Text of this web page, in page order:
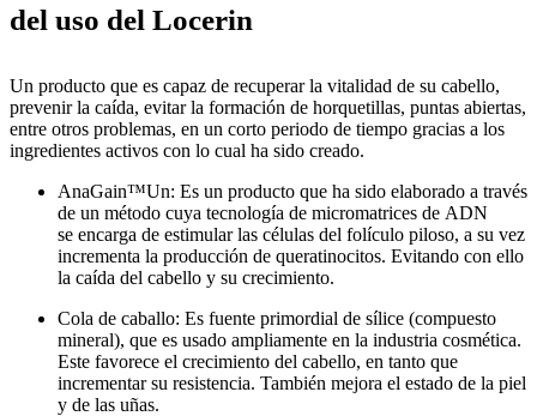
del uso del Locerin
Un producto que es capaz de recuperar la vitalidad de su cabello,
prevenir la caída, evitar la formación de horquetillas, puntas abiertas,
entre otros problemas, en un corto periodo de tiempo gracias a los
ingredientes activos con lo cual ha sido creado.
AnaGain™Un: Es un producto que ha sido elaborado a través
de un método cuya tecnología de micromatrices de ADN
se encarga de estimular las células del folículo piloso, a su vez
incrementa la producción de queratinocitos. Evitando con ello
la caída del cabello y su crecimiento.
Cola de caballo: Es fuente primordial de sílice (compuesto
mineral), que es usado ampliamente en la industria cosmética.
Este favorece el crecimiento del cabello, en tanto que
incrementar su resistencia. También mejora el estado de la piel
y de las uñas.